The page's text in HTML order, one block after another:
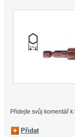
Přidejte svůj komentář k
Přidat